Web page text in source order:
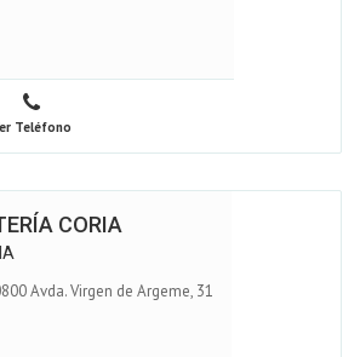
Teléfono
CORIA
Avda. Virgen de Argeme, 31